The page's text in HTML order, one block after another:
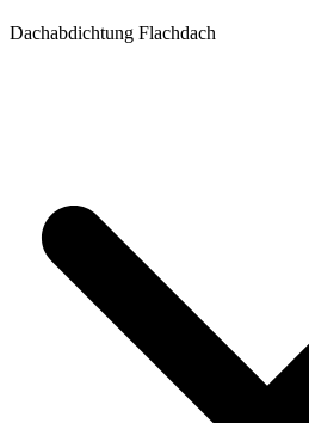
Dachabdichtung Flachdach